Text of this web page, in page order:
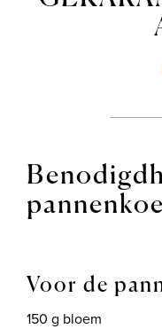
Voor de
150 g bloem